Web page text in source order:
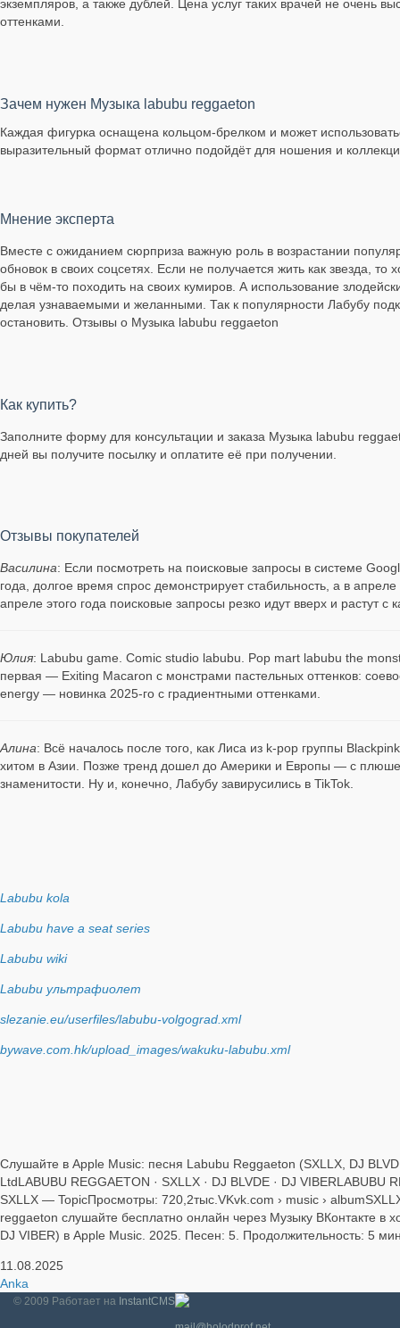
экземпляров, а также дублей. Цена услуг таких врачей не очень
оттенками.
Зачем нужен Музыка labubu reggaeton
Каждая фигурка оснащена кольцом-брелком и может
выразительный формат отлично подойдёт для ношения и
Мнение эксперта
Вместе с ожиданием сюрприза важную роль в возрастании
обновок в своих соцсетях. Если не получается жить как звезда,
бы в чём-то походить на своих кумиров. А использование
делая узнаваемыми и желанными. Так к популярности Лабубу
остановить. Отзывы о Музыка labubu reggaeton
Как купить?
Заполните форму для консультации и заказа Музыка labubu
дней вы получите посылку и оплатите её при получении.
Отзывы покупателей
Василина: Если посмотреть на поисковые запросы в системе
года, долгое время спрос демонстрирует стабильность, а в
апреле этого года поисковые запросы резко идут вверх и растут
Юлия: Labubu game. Comic studio labubu. Pop mart labubu the
первая — Exiting Macaron с монстрами пастельных оттенков:
energy — новинка 2025-го с градиентными оттенками.
Алина: Всё началось после того, как Лиса из k-pop группы
хитом в Азии. Позже тренд дошел до Америки и Европы — с
знаменитости. Ну и, конечно, Лабубу завирусились в TikTok.
Labubu kola
Labubu have a seat series
Labubu wiki
Labubu ультрафиолет
slezanie.eu/userfiles/labubu-volgograd.xml
bywave.com.hk/upload_images/wakuku-labubu.xml
Слушайте в Apple Music: песня Labubu Reggaeton (SXLLX, DJ
LtdLABUBU REGGAETON · SXLLX · DJ BLVDE · DJ
SXLLX — TopicПросмотры: 720,2тыс.VKvk.com › music ›
reggaeton слушайте бесплатно онлайн через Музыку ВКонтакте
DJ VIBER) в Apple Music. 2025. Песен: 5. Продолжительность: 5
11.08.2025
Anka
© 2009 Работает на InstantCMS